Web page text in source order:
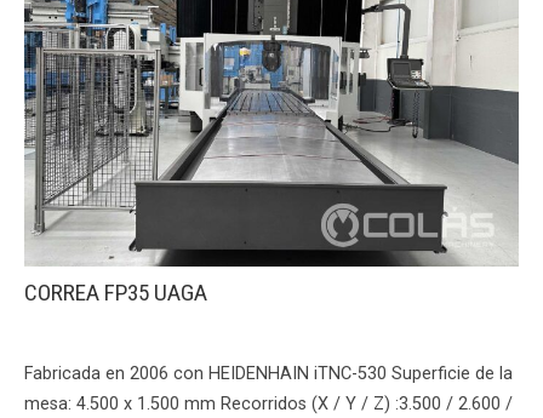
CORREA FP35 UAGA
Fabricada en 2006 con HEIDENHAIN iTNC-530 Superficie de la
mesa: 4.500 x 1.500 mm Recorridos (X / Y / Z) :3.500 / 2.600 /